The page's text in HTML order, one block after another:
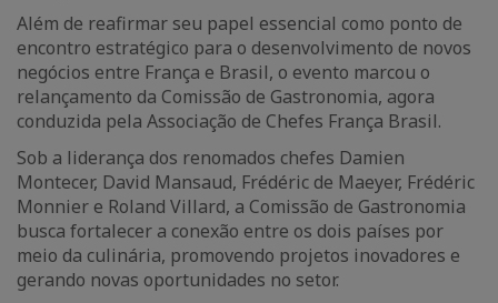
Além de reafirmar seu papel essencial como ponto de
encontro estratégico para o desenvolvimento de novos
negócios entre França e Brasil, o evento marcou o
relançamento da Comissão de Gastronomia, agora
conduzida pela Associação de Chefes França Brasil.
Sob a liderança dos renomados chefes Damien
Montecer, David Mansaud, Frédéric de Maeyer, Frédéric
Monnier e Roland Villard, a Comissão de Gastronomia
busca fortalecer a conexão entre os dois países por
meio da culinária, promovendo projetos inovadores e
gerando novas oportunidades no setor.